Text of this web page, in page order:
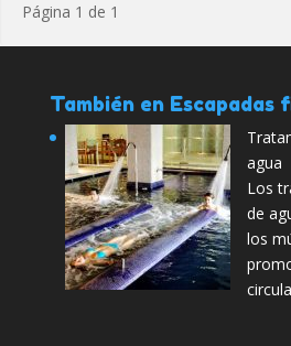
Página 1 de 1
También en Escapadas
agua
Los
de
los